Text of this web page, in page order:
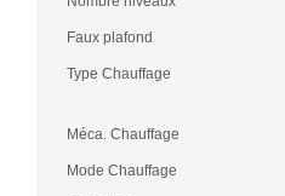
Faux plafond
Type Chauffage
Méca. Chauffage
Mode Chauffage